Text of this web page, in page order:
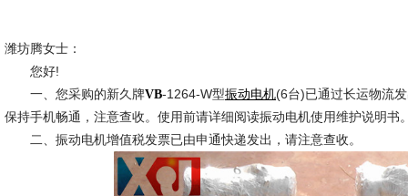
潍坊腾女士：
您好!
一、您采购的新久牌VB-1264-W型振动电机(6台)已通过长运物流
保持手机畅通，注意查收。使用前请详细阅读振动电机使用维护说明书
二、振动电机增值税发票已由申通快递发出，请注意查收。